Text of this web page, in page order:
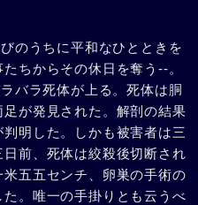
のうちに平和なひとときを
ちからその休日を奪う--。
バラ死体が上る。死体は胴
が発見された。解剖の結果
明した。しかも被害者は三
前、死体は絞殺後切断され
五五センチ、卵巣の手術の
。唯一の手掛りとも云うべ